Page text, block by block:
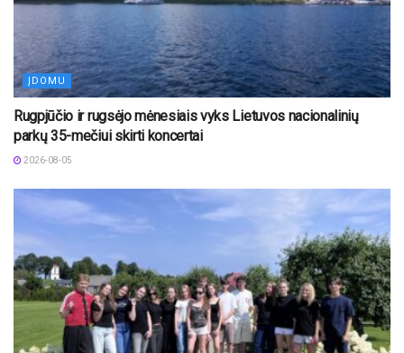
ĮDOMU
Rugpjūčio ir rugsėjo mėnesiais vyks Lietuvos nacionalinių
parkų 35-mečiui skirti koncertai
2026-08-05